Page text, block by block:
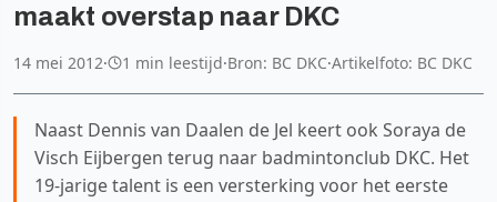
maakt overstap naar DKC
14 mei 2012· 1 min leestijd·Bron: BC DKC·Artikelfoto: BC DKC
Naast Dennis van Daalen de Jel keert ook Soraya de
Visch Eijbergen terug naar badmintonclub DKC. Het
19-jarige talent is een versterking voor het eerste